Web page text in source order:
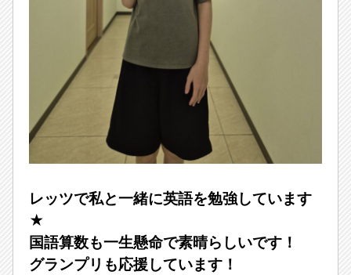
レッツで私と一緒に英語を勉強しています
★
国語算数も一生懸命で素晴らしいです！
グランプリも応援しています！